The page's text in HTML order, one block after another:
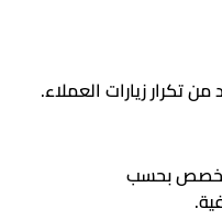
تكرار زيارات العملاء.
مخصص بحسب